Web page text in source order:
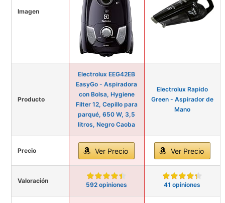
Imagen
Producto
Electrolux EEG42EB
EasyGo - Aspiradora
con Bolsa, Hygiene
Filter 12, Cepillo para
parqué, 650 W, 3,5
litros, Negro Caoba
Electrolux Rapido
Green - Aspirador de
Mano
Precio Ver Precio Ver Precio
Valoración
592 opiniones 41 opiniones